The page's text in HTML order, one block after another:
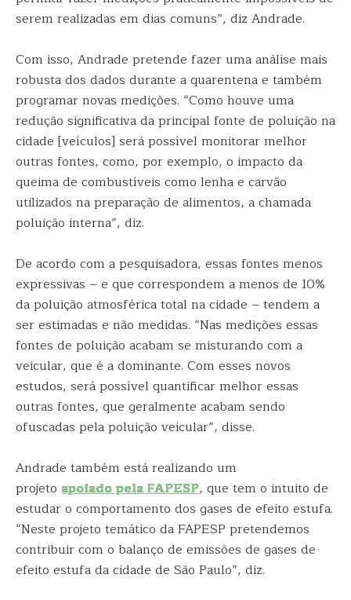
serem realizadas em dias comuns”, diz Andrade.
Com isso, Andrade pretende fazer uma análise mais
robusta dos dados durante a quarentena e também
programar novas medições. “Como houve uma
redução significativa da principal fonte de poluição na
cidade [veículos] será possível monitorar melhor
outras fontes, como, por exemplo, o impacto da
queima de combustíveis como lenha e carvão
utilizados na preparação de alimentos, a chamada
poluição interna”, diz.
De acordo com a pesquisadora, essas fontes menos
expressivas – e que correspondem a menos de 10%
da poluição atmosférica total na cidade – tendem a
ser estimadas e não medidas. “Nas medições essas
fontes de poluição acabam se misturando com a
veicular, que é a dominante. Com esses novos
estudos, será possível quantificar melhor essas
outras fontes, que geralmente acabam sendo
ofuscadas pela poluição veicular”, disse.
Andrade também está realizando um
projeto apoiado pela FAPESP, que tem o intuito de
estudar o comportamento dos gases de efeito estufa.
“Neste projeto temático da FAPESP pretendemos
contribuir com o balanço de emissões de gases de
efeito estufa da cidade de São Paulo”, diz.